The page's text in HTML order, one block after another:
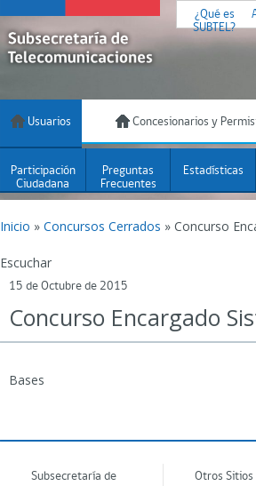
¿Qué es
SUBTEL?
Usuarios Concesionarios y
Participación
Ciudadana
Preguntas
Frecuentes
Estadísticas
Inicio » Concursos Cerrados » Concurso
Escuchar
15 de Octubre de 2015
Concurso Encargado
Bases
Subsecretaría de
Otros